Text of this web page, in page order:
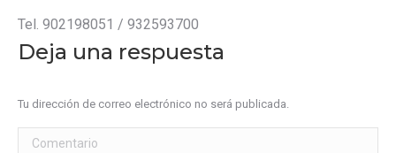
Tel. 902198051 / 932593700
Deja una respuesta
Tu dirección de correo electrónico no será publicada.
Comentario